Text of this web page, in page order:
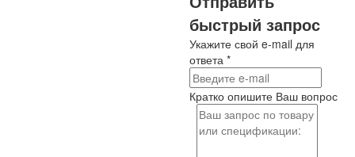
быстрый запрос
Укажите свой e-mail для
ответа *
Кратко опишите Ваш вопрос